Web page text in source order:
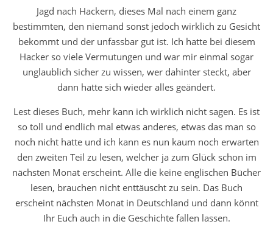
Jagd nach Hackern, dieses Mal nach einem ganz
bestimmten, den niemand sonst jedoch wirklich zu Gesicht
bekommt und der unfassbar gut ist. Ich hatte bei diesem
Hacker so viele Vermutungen und war mir einmal sogar
unglaublich sicher zu wissen, wer dahinter steckt, aber
dann hatte sich wieder alles geändert.
Lest dieses Buch, mehr kann ich wirklich nicht sagen. Es ist
so toll und endlich mal etwas anderes, etwas das man so
noch nicht hatte und ich kann es nun kaum noch erwarten
den zweiten Teil zu lesen, welcher ja zum Glück schon im
nächsten Monat erscheint. Alle die keine englischen Bücher
lesen, brauchen nicht enttäuscht zu sein. Das Buch
erscheint nächsten Monat in Deutschland und dann könnt
Ihr Euch auch in die Geschichte fallen lassen.